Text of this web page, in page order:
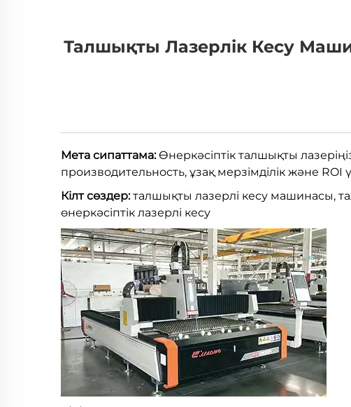
Талшықты Лазерлік Кесу
Мета сипаттама: Өнеркәсіптік талшықты
производительность, ұзақ мерзімділік және ROI
Кілт сөздер:талшықты лазерлі кесу машинасы,
өнеркәсіптік лазерлі кесу